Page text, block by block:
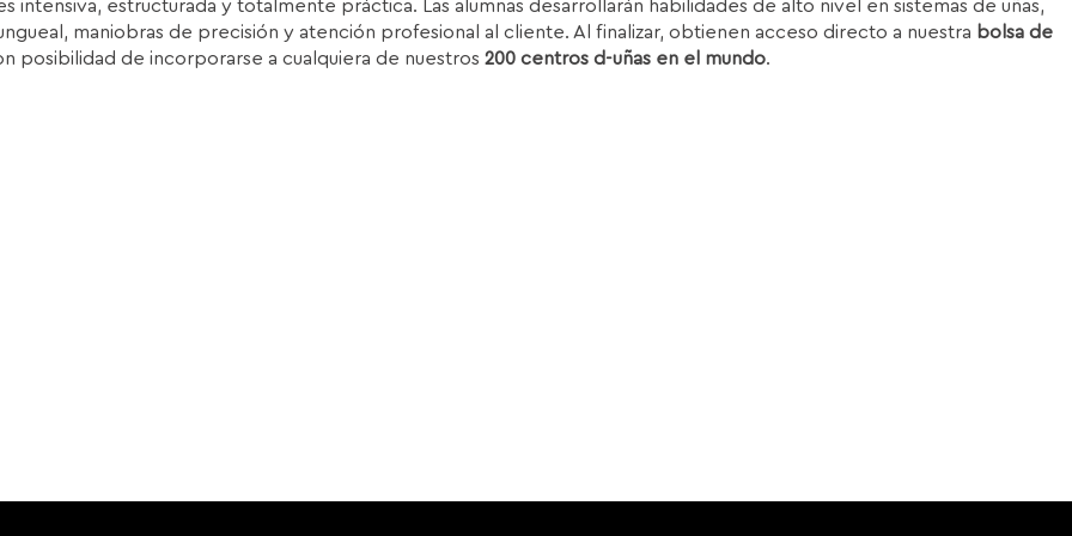
es:
1.399,00€.
intensiva, estructurada y totalmente práctica. Las alumnas desarrollarán habilidades de alto nivel en sistemas de uñas,
maniobras de precisión y atención profesional al cliente. Al finalizar, obtienen acceso directo a nuestra bolsa de
posibilidad de incorporarse a cualquiera de nuestros200 centros d-uñas en el mundo.